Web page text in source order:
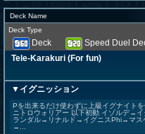
Deck Name
Deck Type
Deck Speed Duel
Tele-Karakuri (For fun)
▼イグニッション
Pを出来るだけ使わずに上級イグナイト
ニトロウォリアー 以下初動 イゾルデ→
ランダル→リナルド→イグニスPhi→マス
→...